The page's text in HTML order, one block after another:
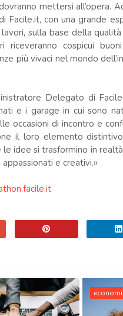
mettersi all’opera.
con una grande
sulla base della
cospicui
più vivaci nel mondo
Delegato di
e i garage in cui sono
occasioni di incontro e
il loro elemento
idee si trasformino in
e creativi.»